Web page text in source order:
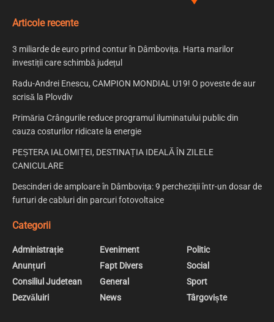
Articole recente
3 miliarde de euro prind contur în Dâmbovița. Harta marilor
investiții care schimbă județul
Radu-Andrei Enescu, CAMPION MONDIAL U19! O poveste de aur
scrisă la Plovdiv
Primăria Crângurile reduce programul iluminatului public din
cauza costurilor ridicate la energie
PEȘTERA IALOMIȚEI, DESTINAȚIA IDEALĂ ÎN ZILELE
CANICULARE
Descinderi de amploare în Dâmbovița: 9 percheziții într-un dosar de
furturi de cabluri din parcuri fotovoltaice
Categorii
Administrație
Anunțuri
Consiliul Judetean
Dezvăluiri
Eveniment
Fapt Divers
General
News
Politic
Social
Sport
Târgoviște